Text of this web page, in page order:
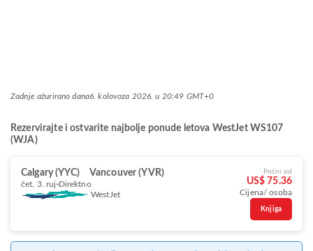
Zadnje ažurirano dana6. kolovoza 2026. u 20:49 GMT+0
Rezervirajte i ostvarite najbolje ponude letova WestJet WS107
(WJA)
Calgary (YYC) Vancouver (YVR)
čet, 3. ruj Direktno
WestJet
Počni od
US$ 75.36
Cijena/ osoba
Knjiga